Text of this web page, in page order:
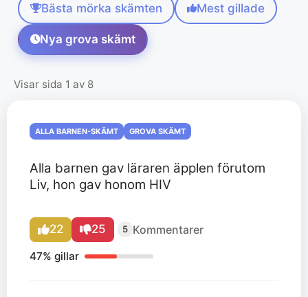
Bästa mörka skämten Mest gillade
Nya grova skämt
Visar sida 1 av 8
ALLA BARNEN-SKÄMT GROVA SKÄMT
Alla barnen gav läraren äpplen förutom
Liv, hon gav honom HIV
22 25 5 Kommentarer
47% gillar